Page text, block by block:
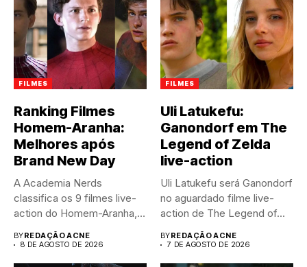
FILMES
Ranking Filmes
Homem-Aranha:
Melhores após
Brand New Day
A Academia Nerds
classifica os 9 filmes live-
action do Homem-Aranha,
BYREDAÇÃO ACNE
8 DE AGOSTO DE 2026
FILMES
Uli Latukefu:
Ganondorf em The
Legend of Zelda
live-action
Uli Latukefu será Ganondorf
no aguardado filme live-
action de The Legend of...
BYREDAÇÃO ACNE
7 DE AGOSTO DE 2026